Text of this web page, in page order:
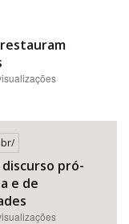
discurso pró-
e de